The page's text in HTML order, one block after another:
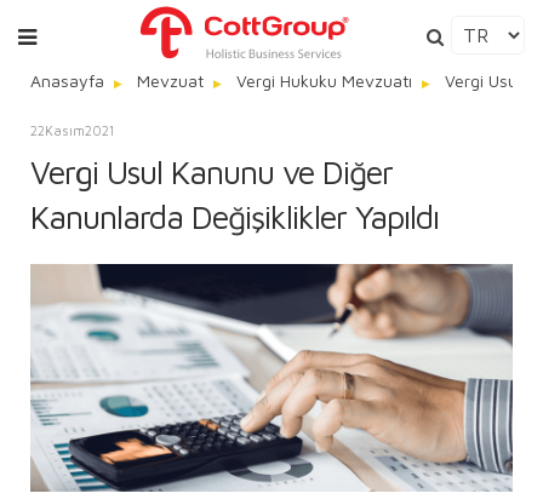
Anasayfa Mevzuat Vergi Hukuku Mevzuatı Vergi Usul
22Kasım2021
Vergi Usul Kanunu ve Diğer
Kanunlarda Değişiklikler Yapıldı